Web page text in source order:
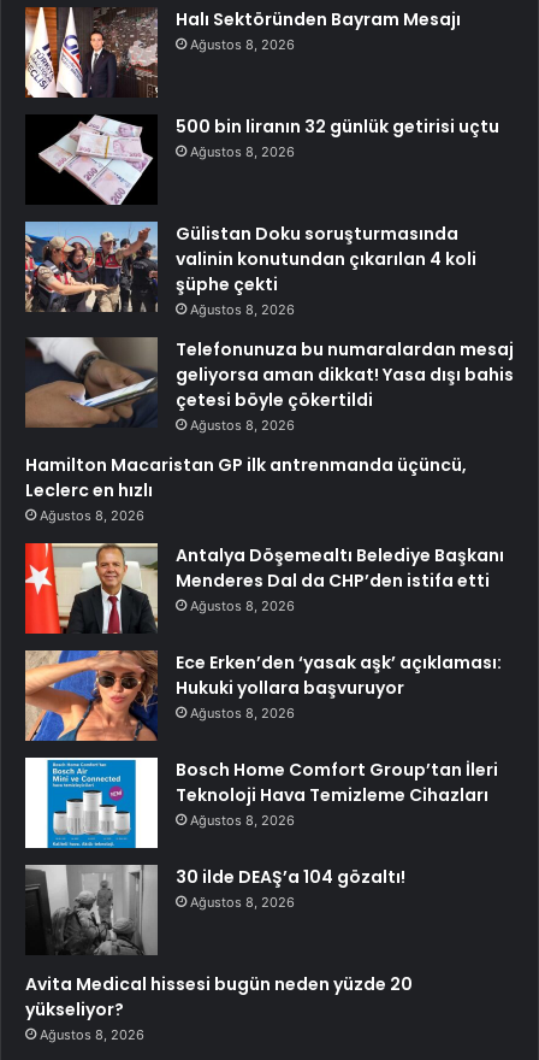
Halı Sektöründen Bayram Mesajı
Ağustos 8, 2026
500 bin liranın 32 günlük getirisi uçtu
Ağustos 8, 2026
Gülistan Doku soruşturmasında
valinin konutundan çıkarılan 4 koli
şüphe çekti
Ağustos 8, 2026
Telefonunuza bu numaralardan mesaj
geliyorsa aman dikkat! Yasa dışı bahis
çetesi böyle çökertildi
Ağustos 8, 2026
Hamilton Macaristan GP ilk antrenmanda üçüncü,
Leclerc en hızlı
Ağustos 8, 2026
Antalya Döşemealtı Belediye Başkanı
Menderes Dal da CHP’den istifa etti
Ağustos 8, 2026
Ece Erken’den ‘yasak aşk’ açıklaması:
Hukuki yollara başvuruyor
Ağustos 8, 2026
Bosch Home Comfort Group’tan İleri
Teknoloji Hava Temizleme Cihazları
Ağustos 8, 2026
30 ilde DEAŞ’a 104 gözaltı!
Ağustos 8, 2026
Avita Medical hissesi bugün neden yüzde 20
yükseliyor?
Ağustos 8, 2026